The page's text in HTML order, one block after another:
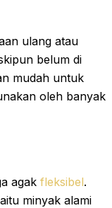
ulang atau
belum di
mudah untuk
oleh banyak
agak fleksibel.
minyak alami